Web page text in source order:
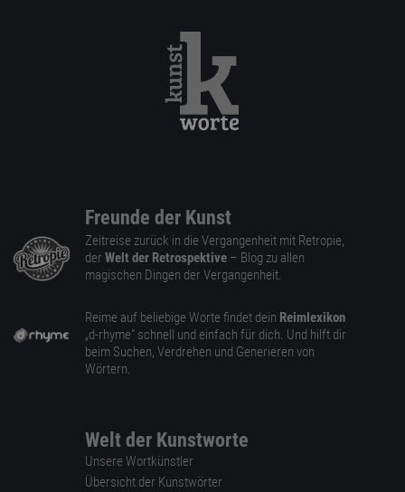
Freunde der Kunst
Zeitreise zurück in die Vergangenheit mit Retropie,
der Welt der Retrospektive – Blog zu allen
magischen Dingen der Vergangenheit.
Reime auf beliebige Worte findet dein Reimlexikon
„d-rhyme” schnell und einfach für dich. Und hilft dir
beim Suchen, Verdrehen und Generieren von
Wörtern.
Welt der Kunstworte
Unsere Wortkünstler
Übersicht der Kunstwörter